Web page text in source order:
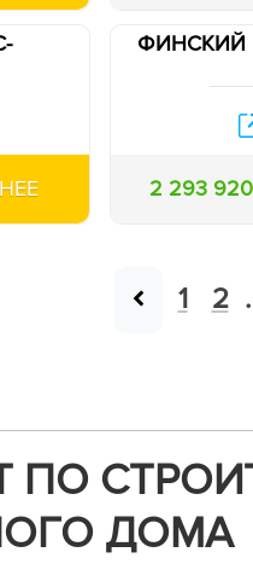
ФИНСКИЙ
2 293 920
1 2
ПО
ДОМА